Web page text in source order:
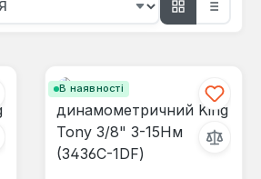
В наявності